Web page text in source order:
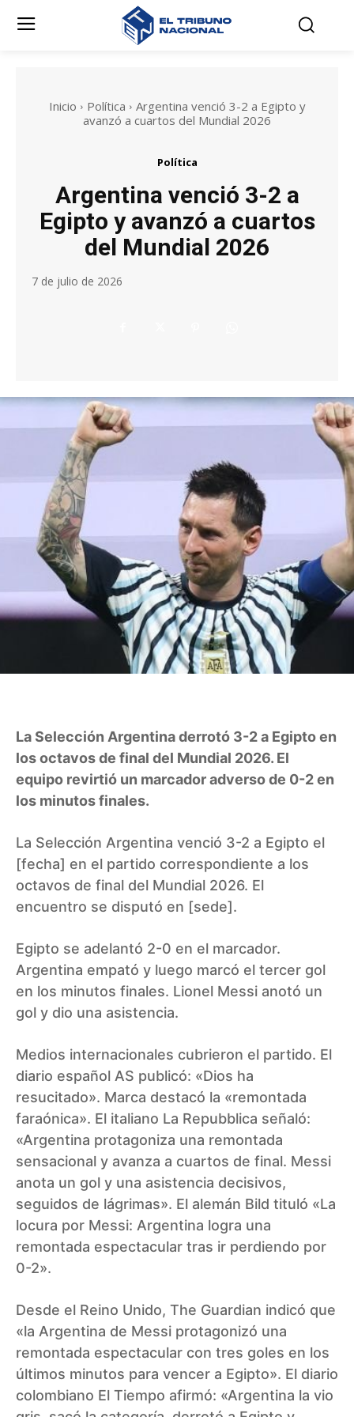
Inicio Política
Argentina venció 3-2 a Egipto y
avanzó a cuartos del Mundial 2026
Política
Argentina venció 3-2 a
Egipto y avanzó a cuartos
del Mundial 2026
7 de julio de 2026
La Selección Argentina derrotó 3-2 a Egipto en
los octavos de final del Mundial 2026. El
equipo revirtió un marcador adverso de 0-2 en
los minutos finales.
La Selección Argentina venció 3-2 a Egipto el
[fecha] en el partido correspondiente a los
octavos de final del Mundial 2026. El
encuentro se disputó en [sede].
Egipto se adelantó 2-0 en el marcador.
Argentina empató y luego marcó el tercer gol
en los minutos finales. Lionel Messi anotó un
gol y dio una asistencia.
Medios internacionales cubrieron el partido. El
diario español AS publicó: «Dios ha
resucitado». Marca destacó la «remontada
faraónica». El italiano La Repubblica señaló:
«Argentina protagoniza una remontada
sensacional y avanza a cuartos de final. Messi
anota un gol y una asistencia decisivos,
seguidos de lágrimas». El alemán Bild tituló «La
locura por Messi: Argentina logra una
remontada espectacular tras ir perdiendo por
0-2».
Desde el Reino Unido, The Guardian indicó que
«la Argentina de Messi protagonizó una
remontada espectacular con tres goles en los
últimos minutos para vencer a Egipto». El diario
colombiano El Tiempo afirmó: «Argentina la vio